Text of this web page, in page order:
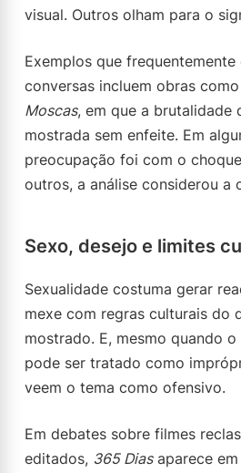
visual. Outros olham para o
Exemplos que frequentemente
conversas incluem obras como
Moscas, em que a brutalidade
mostrada sem enfeite. Em
preocupação foi com o
outros, a análise considerou a
Sexo, desejo e limites
Sexualidade costuma gerar
mexe com regras culturais do
mostrado. E, mesmo quando
pode ser tratado como
veem o tema como ofensivo.
Em debates sobre filmes
editados, 365 Diasaparece em